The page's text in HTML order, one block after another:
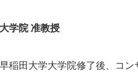
学院 准教授
稲田大学大学院修了後、コ